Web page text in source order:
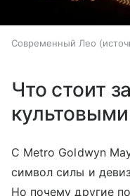
Современный Лео
Что стоит
С Metro Goldwyn
символ силы и
Но почему другие